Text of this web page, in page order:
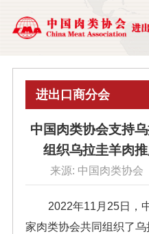
进出口商分会
中国肉类协会支持
组织乌拉圭羊肉推
来源: 中国肉类协
2022年11月25日，
家肉类协会共同组织了